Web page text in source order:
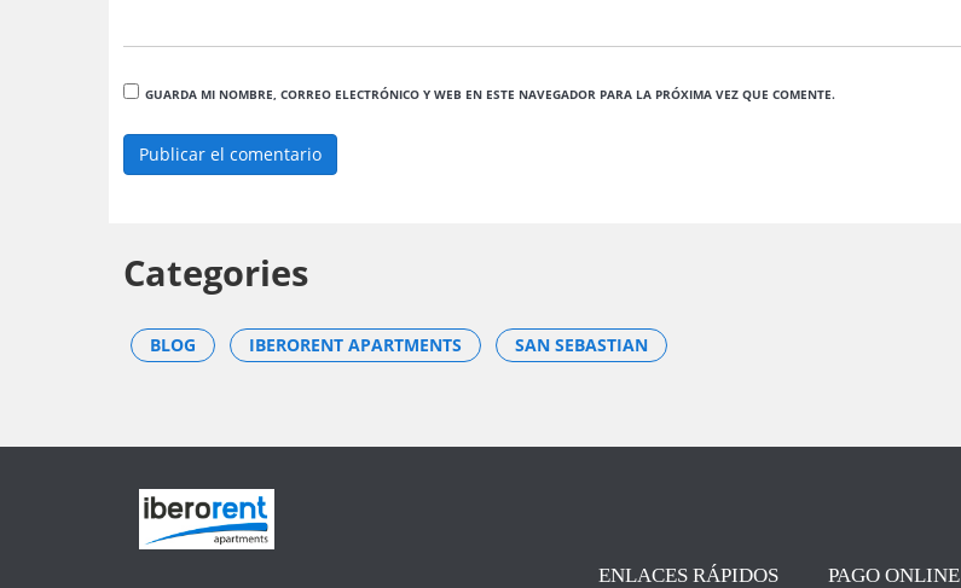
GUARDA MI NOMBRE, CORREO ELECTRÓNICO Y WEB EN ESTE NAVEGADOR PARA LA PRÓXIMA VEZ QUE COMENTE.
Categories
BLOG IBERORENT APARTMENTS SAN SEBASTIAN
ENLACES RÁPIDOS PAGO ONLINE